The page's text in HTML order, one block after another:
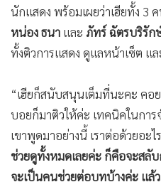
นักแสดง พร้อมเผยว่าเฮียทั้ง 3
หน่อง ธนา และ ภัทร์ ฉัตรบริรัก
ทั้งติวการแสดง ดูแลหน้าเซ็ต แล
“เฮียก็สนับสนุนเต็มที่นะคะ คอ
บอยก็มาติวให้ค่ะ เทคนิคในกา
เขาพูดมาอย่างนี้ เราต่อด้วยอะไ
ช่วยดูทั้งหมดเลยค่ะ ก็คือจะสลั
จะเป็นคนช่วยต่อบทบ้างค่ะ แล้